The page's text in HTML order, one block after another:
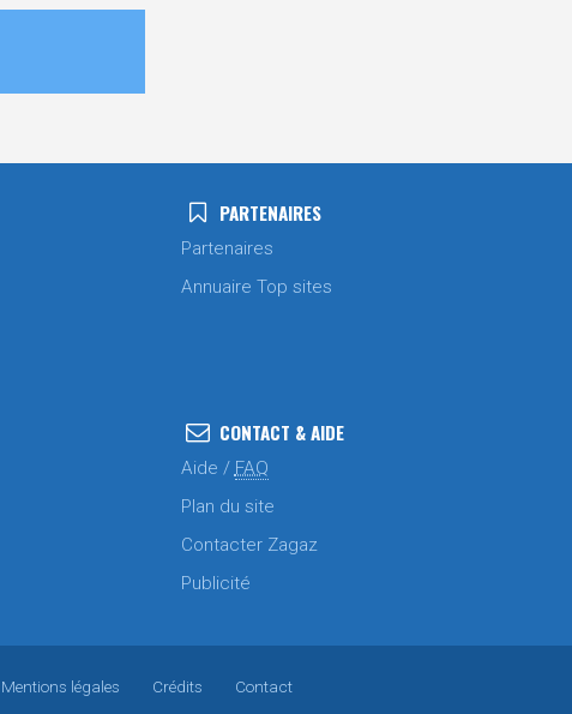
PARTENAIRES
Partenaires
Annuaire Top sites
CONTACT & AIDE
Aide / FAQ
Plan du site
Contacter Zagaz
Publicité
Mentions légales Crédits Contact